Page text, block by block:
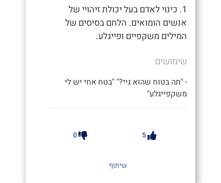
1. כינוי לאדם בעל יכולת זיהויי של
אנשים הומואים. הלחם בסיסים של
המילים משקפיים ופייגלע.
שימושים
- "תה בטוח שהוא גיי?" "בטח אחי יש לי
משקפייגלע"
5
0
שיתוף